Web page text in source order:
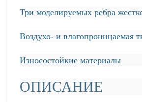
Три моделируемых ребра
Воздухо- и влагопроницаемая
Износостойкие материалы
ОПИСАНИЕ